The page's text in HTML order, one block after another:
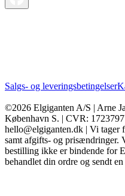
Salgs- og leveringsbetingelser
©2026 Elgiganten A/S | Arne
København S. | CVR:
hello@elgiganten.dk | Vi
samt afgifts- og prisændringer.
bestilling ikke er bindende for
behandlet din ordre og sendt